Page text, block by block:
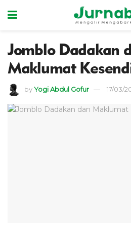
Jomblo Dadakan
Maklumat
byYogi Abdul Gofur 17/03/